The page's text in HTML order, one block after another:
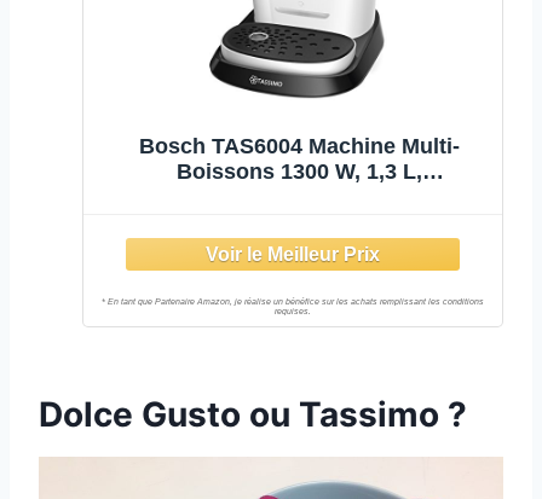
Bosch TAS6004 Machine Multi-
Boissons 1300 W, 1,3 L,
Dolce Gusto ou Tassimo ?